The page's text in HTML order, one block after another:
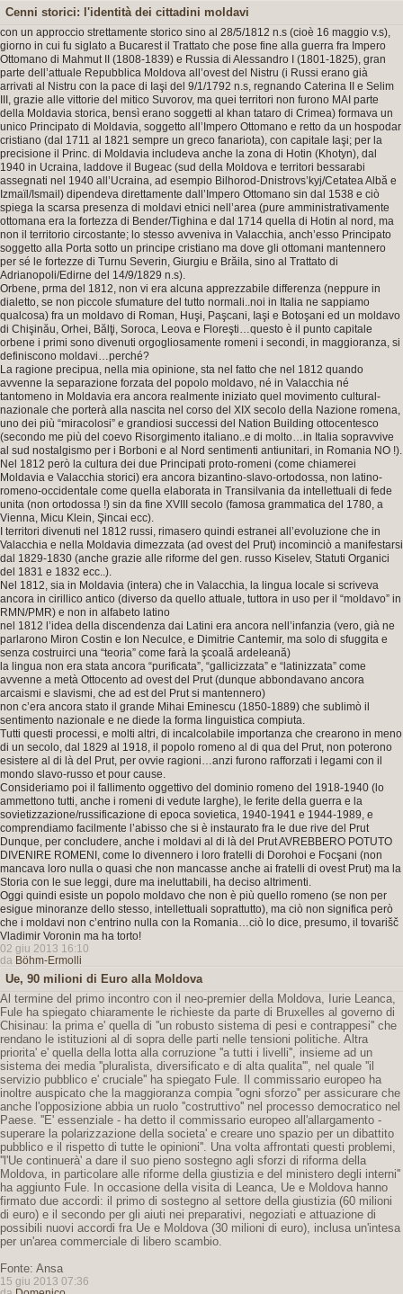
Cenni storici: l'identità dei cittadini moldavi
con un approccio strettamente storico sino al 28/5/1812 n.s (cioè 16 maggio v.s),
giorno in cui fu siglato a Bucarest il Trattato che pose fine alla guerra fra Impero
Ottomano di Mahmut II (1808-1839) e Russia di Alessandro I (1801-1825), gran
parte dell’attuale Repubblica Moldova all’ovest del Nistru (i Russi erano già
arrivati al Nistru con la pace di Iaşi del 9/1/1792 n.s, regnando Caterina II e Selim
III, grazie alle vittorie del mitico Suvorov, ma quei territori non furono MAI parte
della Moldavia storica, bensì erano soggetti al khan tataro di Crimea) formava un
unico Principato di Moldavia, soggetto all’Impero Ottomano e retto da un hospodar
cristiano (dal 1711 al 1821 sempre un greco fanariota), con capitale Iaşi; per la
precisione il Princ. di Moldavia includeva anche la zona di Hotin (Khotyn), dal
1940 in Ucraina, laddove il Bugeac (sud della Moldova e territori bessarabi
assegnati nel 1940 all’Ucraina, ad esempio Bilhorod-Dnistrovs’kyj/Cetatea Albă e
Izmaïl/Ismail) dipendeva direttamente dall’Impero Ottomano sin dal 1538 e ciò
spiega la scarsa presenza di moldavi etnici nell’area (pure amministrativamente
ottomana era la fortezza di Bender/Tighina e dal 1714 quella di Hotin al nord, ma
non il territorio circostante; lo stesso avveniva in Valacchia, anch’esso Principato
soggetto alla Porta sotto un principe cristiano ma dove gli ottomani mantennero
per sé le fortezze di Turnu Severin, Giurgiu e Brăila, sino al Trattato di
Adrianopoli/Edirne del 14/9/1829 n.s).
Orbene, prma del 1812, non vi era alcuna apprezzabile differenza (neppure in
dialetto, se non piccole sfumature del tutto normali..noi in Italia ne sappiamo
qualcosa) fra un moldavo di Roman, Huşi, Paşcani, Iaşi e Botoşani ed un moldavo
di Chişinău, Orhei, Bălţi, Soroca, Leova e Floreşti…questo è il punto capitale
orbene i primi sono divenuti orgogliosamente romeni i secondi, in maggioranza, si
definiscono moldavi…perché?
La ragione precipua, nella mia opinione, sta nel fatto che nel 1812 quando
avvenne la separazione forzata del popolo moldavo, né in Valacchia né
tantomeno in Moldavia era ancora realmente iniziato quel movimento cultural-
nazionale che porterà alla nascita nel corso del XIX secolo della Nazione romena,
uno dei più “miracolosi” e grandiosi successi del Nation Building ottocentesco
(secondo me più del coevo Risorgimento italiano..e di molto…in Italia sopravvive
al sud nostalgismo per i Borboni e al Nord sentimenti antiunitari, in Romania NO !).
Nel 1812 però la cultura dei due Principati proto-romeni (come chiamerei
Moldavia e Valacchia storici) era ancora bizantino-slavo-ortodossa, non latino-
romeno-occidentale come quella elaborata in Transilvania da intellettuali di fede
unita (non ortodossa !) sin da fine XVIII secolo (famosa grammatica del 1780, a
Vienna, Micu Klein, Şincai ecc).
I territori divenuti nel 1812 russi, rimasero quindi estranei all’evoluzione che in
Valacchia e nella Moldavia dimezzata (ad ovest del Prut) incominciò a manifestarsi
dal 1829-1830 (anche grazie alle riforme del gen. russo Kiselev, Statuti Organici
del 1831 e 1832 ecc..).
Nel 1812, sia in Moldavia (intera) che in Valacchia, la lingua locale si scriveva
ancora in cirillico antico (diverso da quello attuale, tuttora in uso per il “moldavo” in
RMN/PMR) e non in alfabeto latino
nel 1812 l’idea della discendenza dai Latini era ancora nell’infanzia (vero, già ne
parlarono Miron Costin e Ion Neculce, e Dimitrie Cantemir, ma solo di sfuggita e
senza costruirci una “teoria” come farà la şcoală ardeleană)
la lingua non era stata ancora “purificata”, “gallicizzata” e “latinizzata” come
avvenne a metà Ottocento ad ovest del Prut (dunque abbondavano ancora
arcaismi e slavismi, che ad est del Prut si mantennero)
non c’era ancora stato il grande Mihai Eminescu (1850-1889) che sublimò il
sentimento nazionale e ne diede la forma linguistica compiuta.
Tutti questi processi, e molti altri, di incalcolabile importanza che crearono in meno
di un secolo, dal 1829 al 1918, il popolo romeno al di qua del Prut, non poterono
esistere al di là del Prut, per ovvie ragioni…anzi furono rafforzati i legami con il
mondo slavo-russo et pour cause.
Consideriamo poi il fallimento oggettivo del dominio romeno del 1918-1940 (lo
ammettono tutti, anche i romeni di vedute larghe), le ferite della guerra e la
sovietizzazione/russificazione di epoca sovietica, 1940-1941 e 1944-1989, e
comprendiamo facilmente l’abisso che si è instaurato fra le due rive del Prut
Dunque, per concludere, anche i moldavi al di là del Prut AVREBBERO POTUTO
DIVENIRE ROMENI, come lo divennero i loro fratelli di Dorohoi e Focşani (non
mancava loro nulla o quasi che non mancasse anche ai fratelli di ovest Prut) ma la
Storia con le sue leggi, dure ma ineluttabili, ha deciso altrimenti.
Oggi quindi esiste un popolo moldavo che non è più quello romeno (se non per
esigue minoranze dello stesso, intellettuali soprattutto), ma ciò non significa però
che i moldavi non c’entrino nulla con la Romania…ciò lo dice, presumo, il tovarišč
Vladimir Voronin ma ha torto!
02 giu 2013 16:10
da Böhm-Ermolli
Ue, 90 milioni di Euro alla Moldova
Al termine del primo incontro con il neo-premier della Moldova, Iurie Leanca,
Fule ha spiegato chiaramente le richieste da parte di Bruxelles al governo di
Chisinau: la prima e' quella di ''un robusto sistema di pesi e contrappesi'' che
rendano le istituzioni al di sopra delle parti nelle tensioni politiche. Altra
priorita' e' quella della lotta alla corruzione ''a tutti i livelli'', insieme ad un
sistema dei media ''pluralista, diversificato e di alta qualita''', nel quale ''il
servizio pubblico e' cruciale'' ha spiegato Fule. Il commissario europeo ha
inoltre auspicato che la maggioranza compia ''ogni sforzo'' per assicurare che
anche l'opposizione abbia un ruolo ''costruttivo'' nel processo democratico nel
Paese. ''E' essenziale - ha detto il commissario europeo all'allargamento -
superare la polarizzazione della societa' e creare uno spazio per un dibattito
pubblico e il rispetto di tutte le opinioni''. Una volta affrontati questi problemi,
''l'Ue continuerà' a dare il suo pieno sostegno agli sforzi di riforma della
Moldova, in particolare alle riforme della giustizia e del ministero degli interni''
ha aggiunto Fule. In occasione della visita di Leanca, Ue e Moldova hanno
firmato due accordi: il primo di sostegno al settore della giustizia (60 milioni
di euro) e il secondo per gli aiuti nei preparativi, negoziati e attuazione di
possibili nuovi accordi fra Ue e Moldova (30 milioni di euro), inclusa un'intesa
per un'area commerciale di libero scambio.
Fonte: Ansa
15 giu 2013 07:36